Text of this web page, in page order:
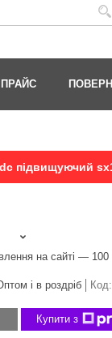
ПРАЙС
підвищуючий
на сайті — 100
і в роздріб Код:
Купити з